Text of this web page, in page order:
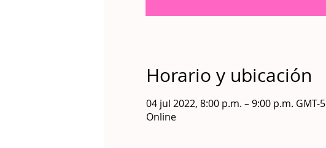
Horario y ubicación
04 jul 2022, 8:00 p.m. – 9:00 p.m. GMT-5
Online